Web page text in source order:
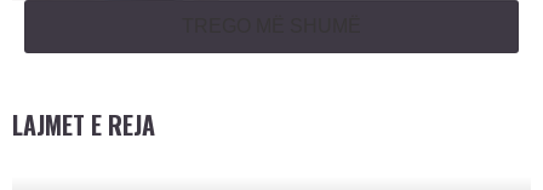
LAJMET E REJA